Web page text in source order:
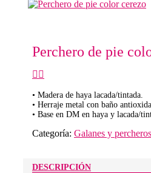
Perchero de pie
• Madera de haya lacada/tintada.
• Herraje metal con baño
• Base en DM en haya y lacada/
Categoría: Galanes y percheros
DESCRIPCIÓN